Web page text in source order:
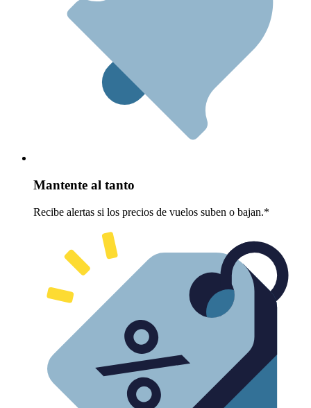
Mantente al tanto
Recibe alertas si los precios de vuelos suben o bajan.*